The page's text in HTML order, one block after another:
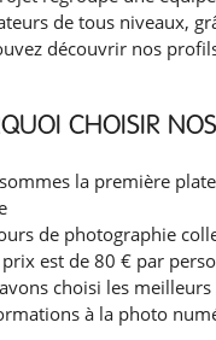
de tous niveaux,
découvrir nos
CHOISIR
la première
de photographie
est de 80 € par
choisi les
à la photo